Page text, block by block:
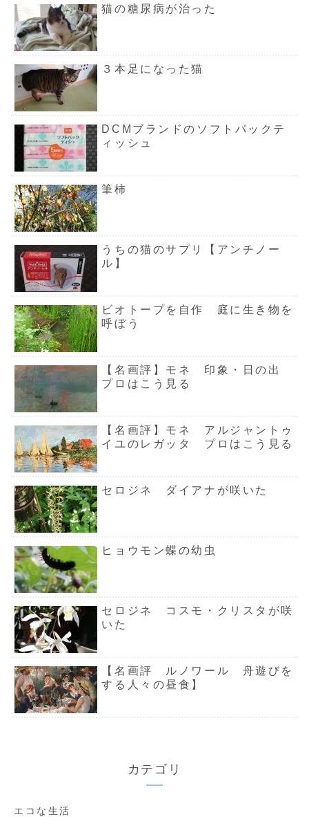
猫の糖尿病が治った
３本足になった猫
DCMブランドのソフトパックテ
ィッシュ
筆柿
うちの猫のサプリ【アンチノー
ル】
ビオトープを自作 庭に生き物を
呼ぼう
【名画評】モネ 印象・日の出
プロはこう見る
【名画評】モネ アルジャントゥ
イユのレガッタ プロはこう見る
セロジネ ダイアナが咲いた
ヒョウモン蝶の幼虫
セロジネ コスモ・クリスタが咲
いた
【名画評 ルノワール 舟遊びを
する人々の昼食】
カテゴリ
エコな生活